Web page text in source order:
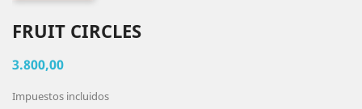
FRUIT CIRCLES
3.800,00
Impuestos incluidos